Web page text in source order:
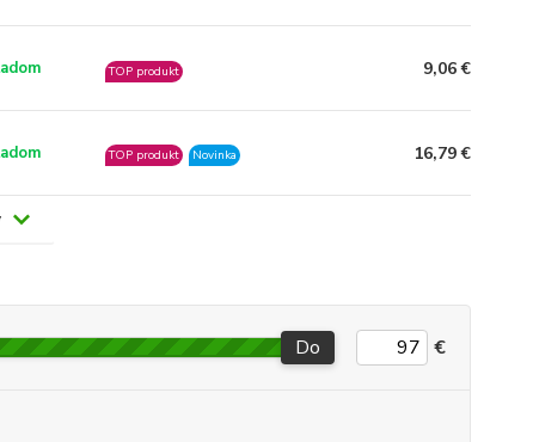
TOP produkt 9,06 €
TOP produkt Novinka 16,79 €
Do €